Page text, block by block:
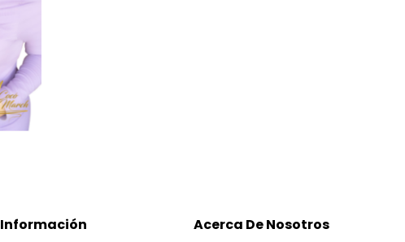
Información Acerca De Nosotros